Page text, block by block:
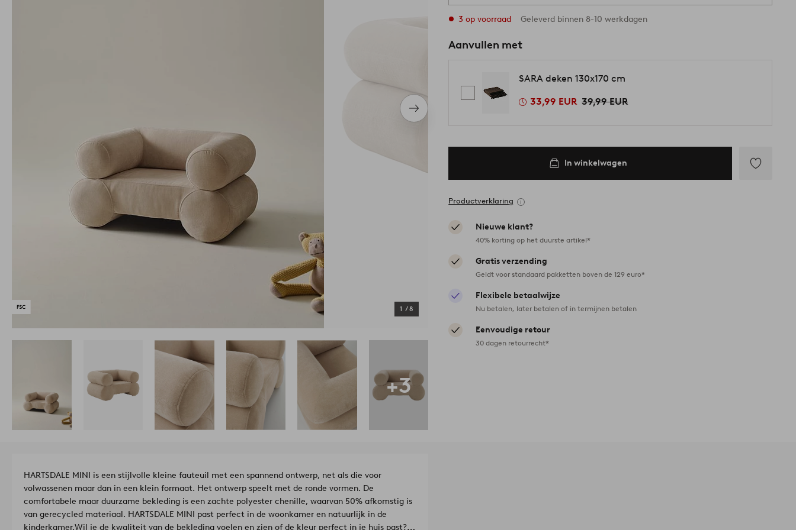
Volgend
item
1 /8
3 op voorraad Geleverd binnen 8-10 werkdagen
Aanvullen met
SARA deken 130x170 cm
33,99 EUR 39,99 EUR
In winkelwagen
Productverklaring
Nieuwe klant?
40% korting op het duurste artikel*
Gratis verzending
Geldt voor standaard pakketten boven de 129 euro*
Flexibele betaalwijze
Nu betalen, later betalen of in termijnen betalen
Eenvoudige retour
30 dagen retourrecht*
+3
HARTSDALE MINI is een stijlvolle kleine fauteuil met een spannend ontwerp, net als die voor
volwassenen maar dan in een klein formaat. Het ontwerp speelt met de ronde vormen. De
comfortabele maar duurzame bekleding is een zachte polyester chenille, waarvan 50% afkomstig is
van gerecycled materiaal. HARTSDALE MINI past perfect in de woonkamer en natuurlijk in de
kinderkamer.Wil je de kwaliteit van de bekleding voelen en zien of de kleur perfect in je huis past?